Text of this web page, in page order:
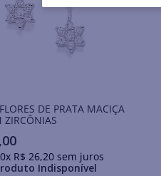
DE PRATA MACIÇA
ZIRCÔNIAS
00
x R$ 26,20sem juros
Indisponível